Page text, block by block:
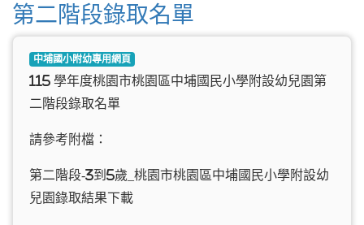
第二階段錄取名單
中埔國小附幼專用網頁
115 學年度桃園市桃園區中埔國民小學附設幼兒園第
二階段錄取名單
請參考附檔：
第二階段-3到5歲_桃園市桃園區中埔國民小學附設幼
兒園錄取結果下載